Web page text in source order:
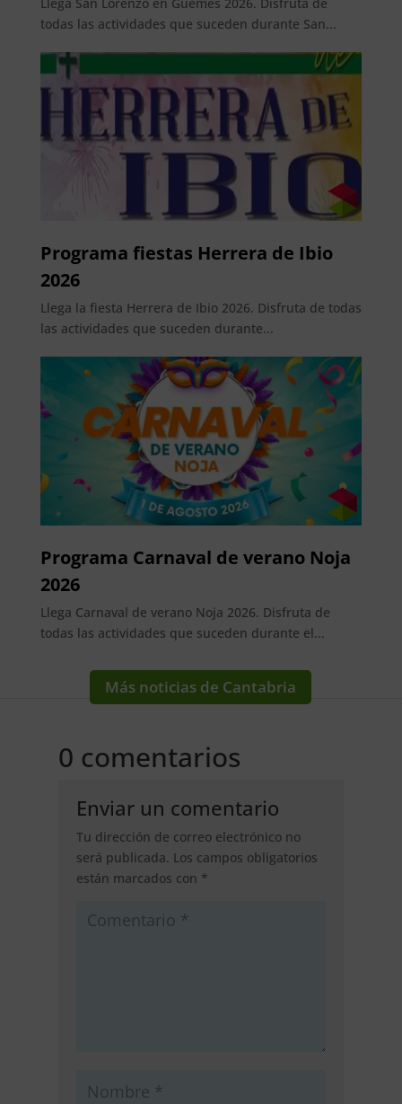
Llega San Lorenzo en Güemes 2026. Disfruta de
todas las actividades que suceden durante San...
Programa fiestas Herrera de Ibio
2026
Llega la fiesta Herrera de Ibio 2026. Disfruta de todas
las actividades que suceden durante...
Programa Carnaval de verano Noja
2026
Llega Carnaval de verano Noja 2026. Disfruta de
todas las actividades que suceden durante el...
Más noticias de Cantabria
0 comentarios
Enviar un comentario
Tu dirección de correo electrónico no
será publicada. Los campos obligatorios
están marcados con *